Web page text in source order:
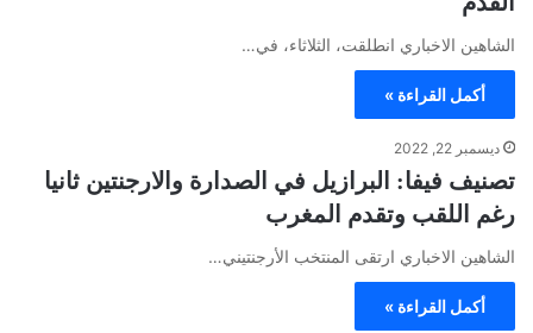
الشاهين الاخباري انطلقت، الثلاثاء، في…
أكمل القراءة »
ديسمبر 22, 2022
تصنيف فيفا: البرازيل في الصدارة والارجنتين ثانيا
رغم اللقب وتقدم المغرب
الشاهين الاخباري ارتقى المنتخب الأرجنتيني…
أكمل القراءة »